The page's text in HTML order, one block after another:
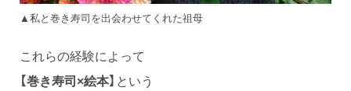
▲私と巻き寿司を出会わせてくれた祖母
これらの経験によって
【巻き寿司×絵本】 という